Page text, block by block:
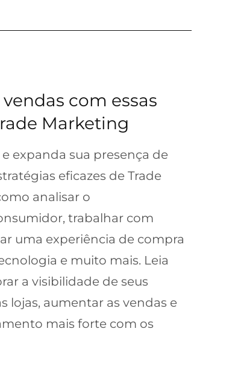
com essas
Marketing
expanda sua presença de
eficazes de Trade
analisar o
trabalhar com
uma experiência de compra
e muito mais. Leia
a visibilidade de seus
lojas, aumentar as vendas e
mais forte com os